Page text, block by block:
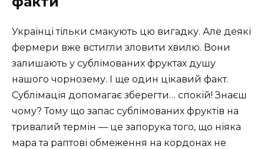
Українці тільки смакують цю вигадку. Але деякі
фермери вже встигли зловити хвилю. Вони
залишають у сублімованих фруктах душу
нашого чорнозему. І ще один цікавий факт.
Сублімація допомагає зберегти… спокій! Знаєш
чому? Тому що запас сублімованих фруктів на
тривалий термін — це запорука того, що ніяка
мара та раптові обмеження на кордонах не